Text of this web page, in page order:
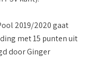
2019/2020 gaat
met 15 punten uit
door Ginger